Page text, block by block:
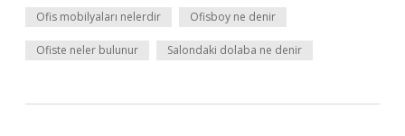
Ofis mobilyaları nelerdir Ofisboy ne denir
Ofiste neler bulunur Salondaki dolaba ne denir